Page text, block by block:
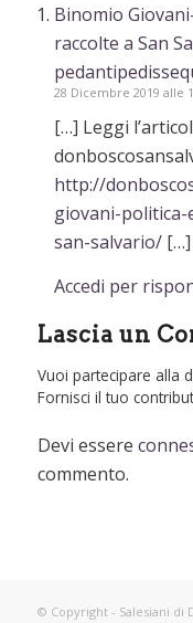
Binomio
raccolte a San
28 Dicembre 2019 alle
[…] Leggi
http://
giovani-politica-
san-salvario/[…]
Accedi per
Lascia un
Vuoi partecipare alla
Fornisci il tuo
Devi essere
commento.
© Copyright - Salesiani di